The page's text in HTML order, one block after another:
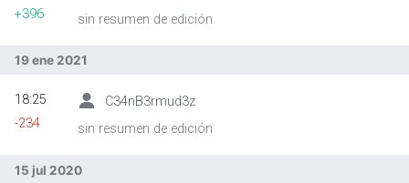
sin resumen de edición
+396
19 ene 2021
C34nB3rmud3z
sin resumen de edición
18:25
-234
15 jul 2020